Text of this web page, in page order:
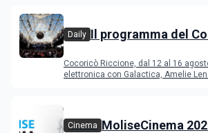
Daily Il programma del
Cocoricò Riccione, dal 12 al 16
elettronica con Galactica, Amelie
Cinema MoliseCinema